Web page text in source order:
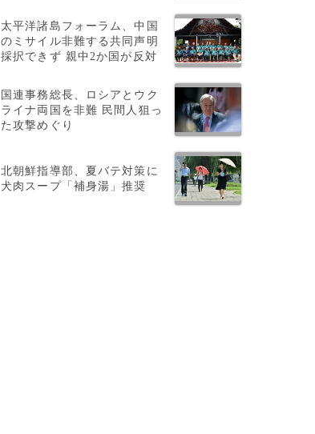
太平洋諸島フォーラム、中国
のミサイル非難する共同声明
採択できず 親中2か国が反対
国連事務総長、ロシアとウク
ライナ両国を非難 民間人狙っ
た攻撃めぐり
北朝鮮指導部、夏バテ対策に
犬肉スープ「補身湯」推奨